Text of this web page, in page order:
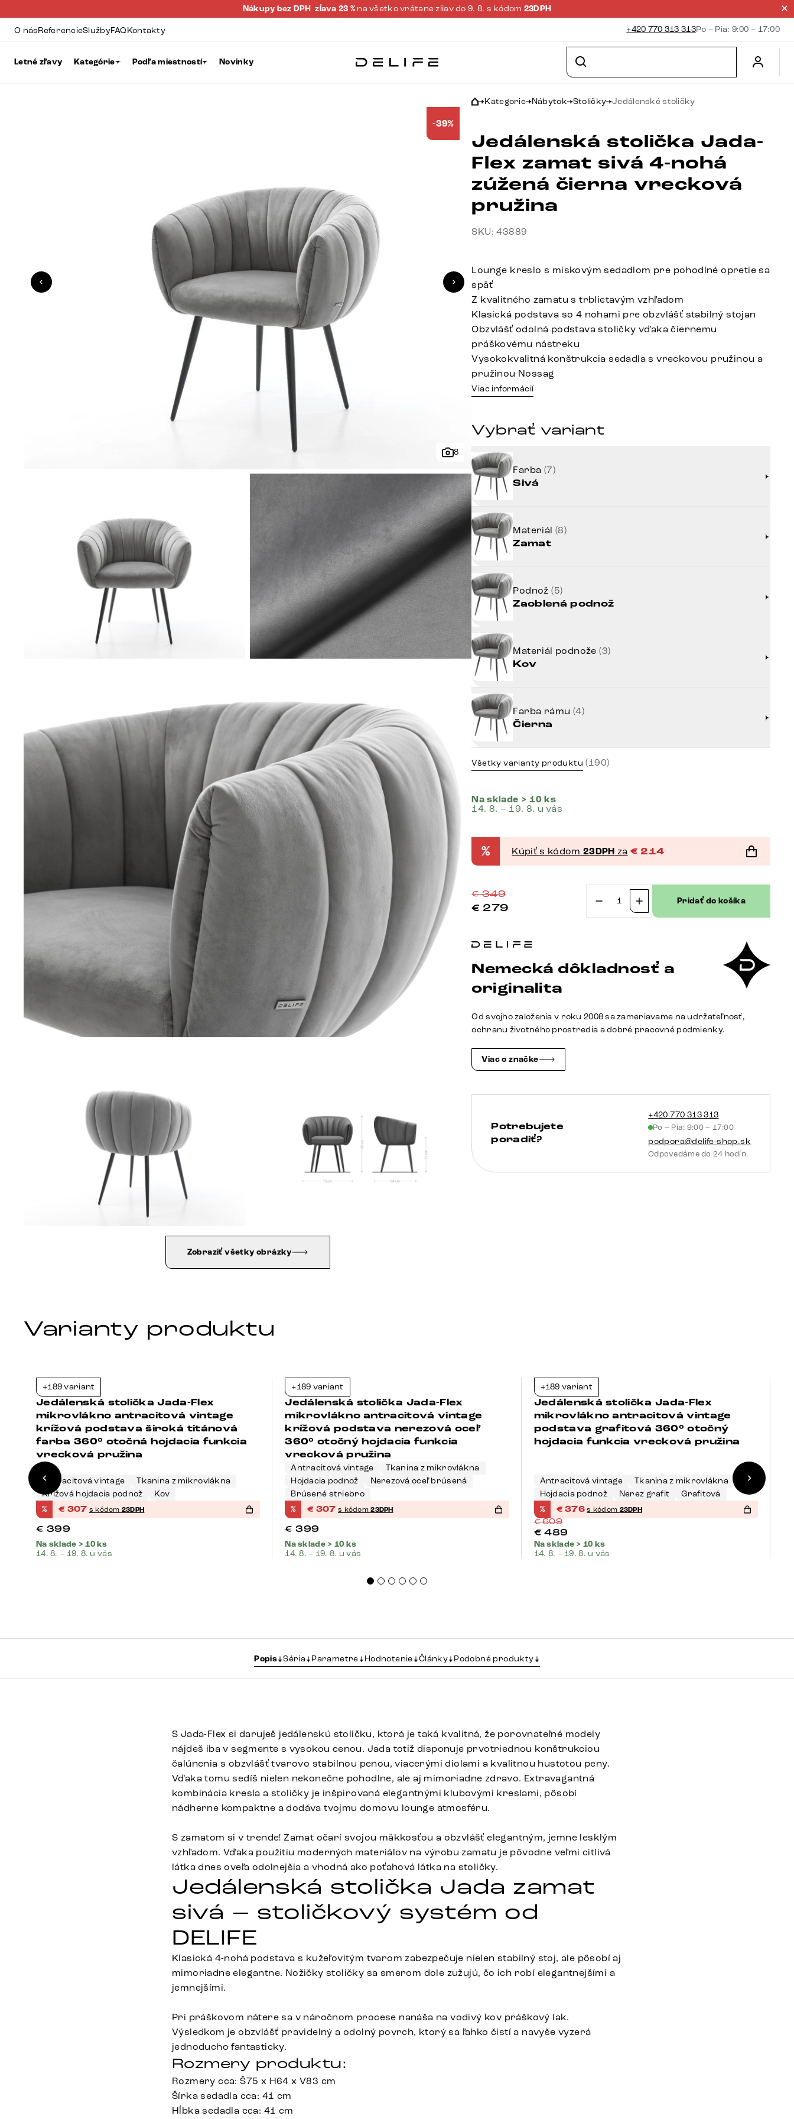
Nákupy bez DPH zĺava 23 % na všetko vrátane zliav do 9. 8. s kódom 23DPH
O násReferencieSlužbyFAQKontakty +420 770 313 313Po – Pia: 9:00 – 17:00
Letné zľavy Kategórie Podľa miestností Novinky
8
-39%
Zobraziť všetky obrázky
Kategorie Nábytok Stoličky Jedálenské stoličky
Jedálenská stolička Jada-
Flex zamat sivá 4-nohá
zúžená čierna vrecková
pružina
SKU: 43889
Lounge kreslo s miskovým sedadlom pre pohodlné opretie sa
späť
Z kvalitného zamatu s trblietavým vzhľadom
Klasická podstava so 4 nohami pre obzvlášť stabilný stojan
Obzvlášť odolná podstava stoličky vďaka čiernemu
práškovému nástreku
Vysokokvalitná konštrukcia sedadla s vreckovou pružinou a
pružinou Nossag
Viac informácií
Vybrať variant
Farba (7)
Sivá
Materiál (8)
Zamat
Podnož(5)
Zaoblená podnož
Materiál podnože(3)
Kov
Farba rámu (4)
Čierna
Všetky varianty produktu (190)
Na sklade > 10 ks
14. 8. – 19. 8. u vás
% Kúpiť s kódom 23DPH za € 214
€349
€ 279
množstvo
Flex
4-
nohá
Pridať do košíka
Nemecká dôkladnosť a
originalita
Od svojho založenia v roku 2008 sa zameriavame na udržateľnosť,
ochranu životného prostredia a dobré pracovné podmienky.
Viac o značke
Potrebujete
poradiť?
+420 770 313 313
Po – Pia: 9:00 – 17:00
podpora@delife-shop.sk
Odpovedáme do 24 hodín.
Varianty produktu
+189 variant
Jedálenská stolička Jada-Flex
mikrovlákno antracitová vintage
krížová podstava široká titánová
farba 360° otočná hojdacia funkcia
vrecková pružina
Antracitová vintage
Tkanina z mikrovlákna
Krížová hojdacia podnož
Kov
% € 307 s kódom 23DPH
€ 399
Na sklade > 10 ks
14. 8. – 19. 8. u vás
+189 variant
Jedálenská stolička Jada-Flex
mikrovlákno antracitová vintage
krížová podstava nerezová oceľ
360° otočný hojdacia funkcia
vrecková pružina
Antracitová vintage
Tkanina z mikrovlákna
Hojdacia podnož
Nerezová oceľ brúsená
Brúsené striebro
% € 307 s kódom23DPH
€ 399
Na sklade > 10 ks
14. 8. – 19. 8. u vás
+189 variant
Jedálenská stolička Jada-Flex
mikrovlákno antracitová vintage
podstava grafitová 360° otočný
hojdacia funkcia vrecková pružina
Antracitová vintage
Tkanina z mikrovlákna
Hojdacia podnož
Nerez grafit Grafitová
% €376 s kódom 23DPH
€609
€ 489
Na sklade > 10 ks
14. 8. – 19. 8. u vás
Popis Séria Parametre Hodnotenie Články Podobné produkty
S Jada-Flex si daruješ jedálenskú stoličku, ktorá je taká kvalitná, že porovnateľné modely
nájdeš iba v segmente s vysokou cenou. Jada totiž disponuje prvotriednou konštrukciou
čalúnenia s obzvlášť tvarovo stabilnou penou, viacerými diolami a kvalitnou hustotou peny.
Vďaka tomu sedíš nielen nekonečne pohodlne, ale aj mimoriadne zdravo. Extravagantná
kombinácia kresla a stoličky je inšpirovaná elegantnými klubovými kreslami, pôsobí
nádherne kompaktne a dodáva tvojmu domovu lounge atmosféru.
S zamatom si v trende! Zamat očarí svojou mäkkosťou a obzvlášť elegantným, jemne lesklým
vzhľadom. Vďaka použitiu moderných materiálov na výrobu zamatu je pôvodne veľmi citlivá
látka dnes oveľa odolnejšia a vhodná ako poťahová látka na stoličky.
Jedálenská stolička Jada zamat
sivá – stoličkový systém od
DELIFE
Klasická 4-nohá podstava s kužeľovitým tvarom zabezpečuje nielen stabilný stoj, ale pôsobí aj
mimoriadne elegantne. Nožičky stoličky sa smerom dole zužujú, čo ich robí elegantnejšími a
jemnejšími.
Pri práškovom nátere sa v náročnom procese nanáša na vodivý kov práškový lak.
Výsledkom je obzvlášť pravidelný a odolný povrch, ktorý sa ľahko čistí a navyše vyzerá
jednoducho fantasticky.
Rozmery produktu:
Rozmery cca: Š75 x H64 x V83 cm
Šírka sedadla cca: 41 cm
Hĺbka sedadla cca: 41 cm